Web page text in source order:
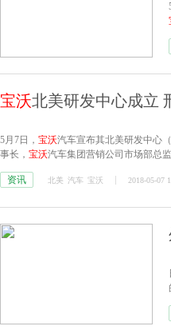
宝沃北美研发中心成立
5月7日， 宝沃汽车宣布其北美研发中心
事长， 宝沃汽车集团营销公司市场部总
资讯
北美 汽车 宝沃 2018-05-07